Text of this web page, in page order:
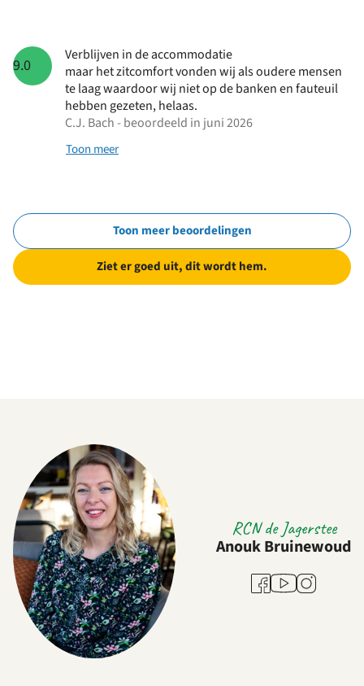
9.0
Verblijven in de accommodatie
maar het zitcomfort vonden wij als oudere mensen
te laag waardoor wij niet op de banken en fauteuil
hebben gezeten, helaas.
C.J. Bach - beoordeeld in juni 2026
Toon meer
Toon meer beoordelingen
Ziet er goed uit, dit wordt hem.
RCN de Jagerstee
Anouk Bruinewoud
Facebook
YoutubeInstagram